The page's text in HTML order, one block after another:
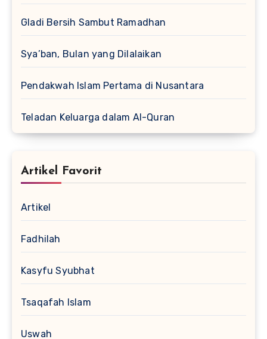
Gladi Bersih Sambut Ramadhan
Sya’ban, Bulan yang Dilalaikan
Pendakwah Islam Pertama di Nusantara
Teladan Keluarga dalam Al-Quran
Artikel Favorit
Artikel
Fadhilah
Kasyfu Syubhat
Tsaqafah Islam
Uswah